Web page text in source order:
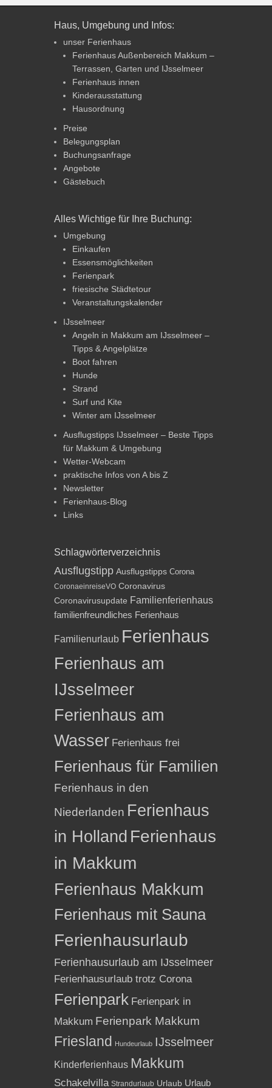
Haus, Umgebung und Infos:
unser Ferienhaus
Ferienhaus Außenbereich Makkum –
Terrassen, Garten und IJsselmeer
Ferienhaus innen
Kinderausstattung
Hausordnung
Preise
Belegungsplan
Buchungsanfrage
Angebote
Gästebuch
Alles Wichtige für Ihre Buchung:
Umgebung
Einkaufen
Essensmöglichkeiten
Ferienpark
friesische Städtetour
Veranstaltungskalender
IJsselmeer
Angeln in Makkum am IJsselmeer –
Tipps & Angelplätze
Boot fahren
Hunde
Strand
Surf und Kite
Winter am IJsselmeer
Ausflugstipps IJsselmeer – Beste Tipps
für Makkum & Umgebung
Wetter-Webcam
praktische Infos von A bis Z
Newsletter
Ferienhaus-Blog
Links
Schlagwörterverzeichnis
Ausflugstipp Ausflugstipps Corona
CoronaeinreiseVO Coronavirus
Coronavirusupdate Familienferienhaus
familienfreundliches Ferienhaus
Familienurlaub Ferienhaus
Ferienhaus am
IJsselmeer
Ferienhaus am
Wasser Ferienhaus frei
Ferienhaus für Familien
Ferienhaus in den
Niederlanden Ferienhaus
in Holland Ferienhaus
in Makkum
Ferienhaus Makkum
Ferienhaus mit Sauna
Ferienhausurlaub
Ferienhausurlaub am IJsselmeer
Ferienhausurlaub trotz Corona
Ferienpark Ferienpark in
Makkum Ferienpark Makkum
Friesland Hundeurlaub IJsselmeer
Kinderferienhaus Makkum
Schakelvilla Strandurlaub Urlaub Urlaub